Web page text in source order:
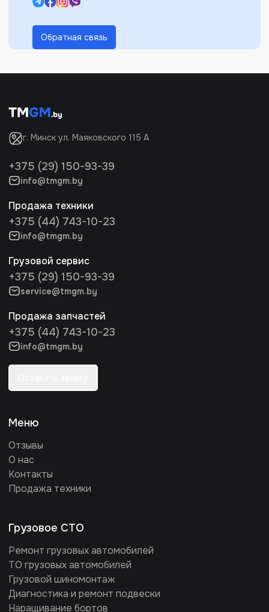
Обратная связь
г. Минск ул. Маяковского 115 А
+375 (29) 150-93-39
info@tmgm.by
Продажа техники
+375 (44) 743-10-23
info@tmgm.by
Грузовой сервис
+375 (29) 150-93-39
service@tmgm.by
Продажа запчастей
+375 (44) 743-10-23
info@tmgm.by
Меню
Отзывы
О нас
Контакты
Продажа техники
Грузовое СТО
Ремонт грузовых автомобилей
ТО грузовых автомобилей
Грузовой шиномонтаж
Диагностика и ремонт подвески
Наращивание бортов